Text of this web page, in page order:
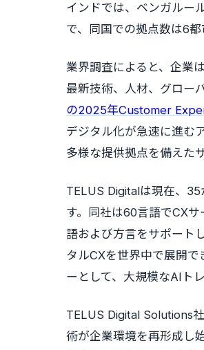
インドでは、ベンガルー
で、同国での拠点数は6都
業界調査によると、企業
最新技術、人材、グロー
の2025年Customer
デジタル化が急速に進む
多様な提供拠点を備えた
TELUS Digitalは現在、
す。同社は60言語でCX
語および方言をサポート
タルCXを世界中で展開
ーとして、大規模なAIト
TELUS Digital Solutions
術が企業環境を再形成し